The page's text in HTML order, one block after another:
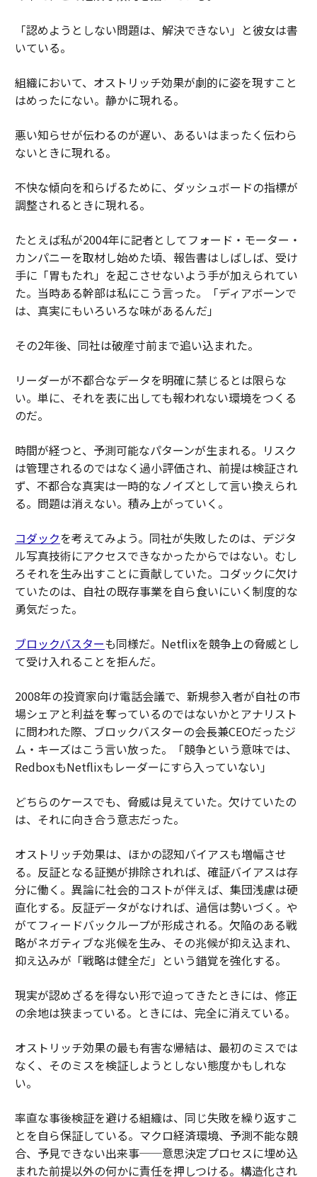
「認めようとしない問題は、解決できない」と彼女は書
いている。
組織において、オストリッチ効果が劇的に姿を現すこと
はめったにない。静かに現れる。
悪い知らせが伝わるのが遅い、あるいはまったく伝わら
ないときに現れる。
不快な傾向を和らげるために、ダッシュボードの指標が
調整されるときに現れる。
たとえば私が2004年に記者としてフォード・モーター・
カンパニーを取材し始めた頃、報告書はしばしば、受け
手に「胃もたれ」を起こさせないよう手が加えられてい
た。当時ある幹部は私にこう言った。「ディアボーンで
は、真実にもいろいろな味があるんだ」
その2年後、同社は破産寸前まで追い込まれた。
リーダーが不都合なデータを明確に禁じるとは限らな
い。単に、それを表に出しても報われない環境をつくる
のだ。
時間が経つと、予測可能なパターンが生まれる。リスク
は管理されるのではなく過小評価され、前提は検証され
ず、不都合な真実は一時的なノイズとして言い換えられ
る。問題は消えない。積み上がっていく。
コダックを考えてみよう。同社が失敗したのは、デジタ
ル写真技術にアクセスできなかったからではない。むし
ろそれを生み出すことに貢献していた。コダックに欠け
ていたのは、自社の既存事業を自ら食いにいく制度的な
勇気だった。
ブロックバスターも同様だ。Netflixを競争上の脅威とし
て受け入れることを拒んだ。
2008年の投資家向け電話会議で、新規参入者が自社の市
場シェアと利益を奪っているのではないかとアナリスト
に問われた際、ブロックバスターの会長兼CEOだったジ
ム・キーズはこう言い放った。「競争という意味では、
RedboxもNetflixもレーダーにすら入っていない」
どちらのケースでも、脅威は見えていた。欠けていたの
は、それに向き合う意志だった。
オストリッチ効果は、ほかの認知バイアスも増幅させ
る。反証となる証拠が排除されれば、確証バイアスは存
分に働く。異論に社会的コストが伴えば、集団浅慮は硬
直化する。反証データがなければ、過信は勢いづく。や
がてフィードバックループが形成される。欠陥のある戦
略がネガティブな兆候を生み、その兆候が抑え込まれ、
抑え込みが「戦略は健全だ」という錯覚を強化する。
現実が認めざるを得ない形で迫ってきたときには、修正
の余地は狭まっている。ときには、完全に消えている。
オストリッチ効果の最も有害な帰結は、最初のミスでは
なく、そのミスを検証しようとしない態度かもしれな
い。
率直な事後検証を避ける組織は、同じ失敗を繰り返すこ
とを自ら保証している。マクロ経済環境、予測不能な競
合、予見できない出来事──意思決定プロセスに埋め込
まれた前提以外の何かに責任を押しつける。構造化され